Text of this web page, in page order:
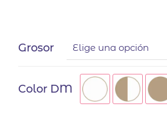
Grosor
Color DM